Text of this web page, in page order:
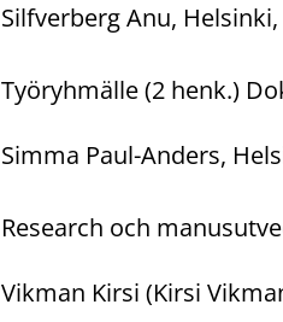
Silfverberg Anu, Helsinki,
Työryhmälle (2 henk.)
Simma Paul-Anders,
Research och
Vikman Kirsi (Kirsi